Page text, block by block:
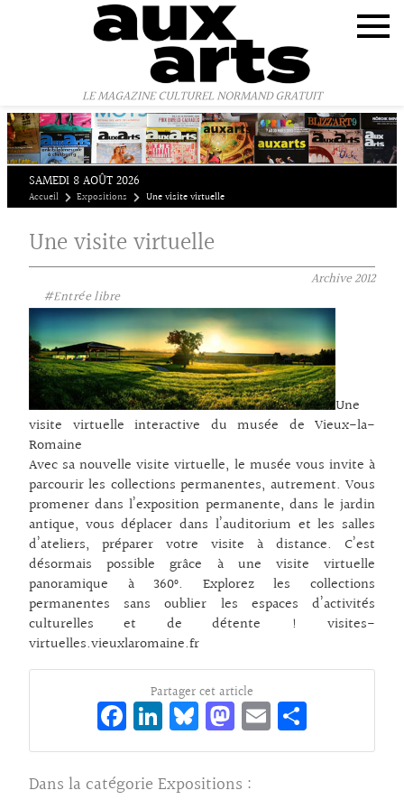
LE MAGAZINE CULTUREL NORMAND GRATUIT
SAMEDI 8 AOÛT 2026
Accueil Expositions Une visite virtuelle
Une visite virtuelle
Archive2012
#Entrée libre
Une
visite virtuelle interactive du musée de Vieux-la-
Romaine
Avec sa nouvelle visite virtuelle, le musée vous invite à
parcourir les collections permanentes, autrement. Vous
promener dans l’exposition permanente, dans le jardin
antique, vous déplacer dans l’auditorium et les salles
d’ateliers, préparer votre visite à distance. C’est
désormais possible grâce à une visite virtuelle
panoramique à 360°. Explorez les collections
permanentes sans oublier les espaces d’activités
culturelles et de détente ! visites-
virtuelles.vieuxlaromaine.fr
Partager cet article
Fa
ce
bo
Li
n
ke
Bl
ue
sk
M
as
to
E
m rt
Dans la catégorie Expositions :
Panneau de gestion des cookies